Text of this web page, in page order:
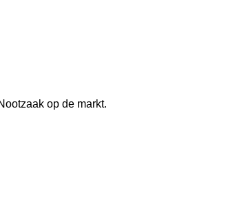
op de markt.